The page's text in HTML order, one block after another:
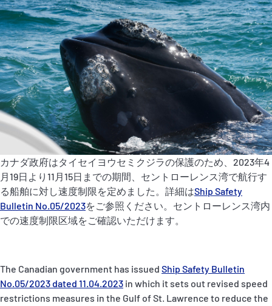
P&I Emergency Contacts
Fixed P&I Emergency Contacts
People
加入船検索
Rules
コレスポンデンツ
English 日本語
コンタクト
カナダ政府はタイセイヨウセミクジラの保護のため、2023年4
月19日より11月15日までの期間、セントローレンス湾で航行す
る船舶に対し速度制限を定めました。詳細はShip Safety
Bulletin No.05/2023をご参照ください。セントローレンス湾内
での速度制限区域をご確認いただけます。
The Canadian government has issued Ship Safety Bulletin
No.05/2023 dated 11.04.2023 in which it sets out revised speed
restrictions measures in the Gulf of St. Lawrence to reduce the